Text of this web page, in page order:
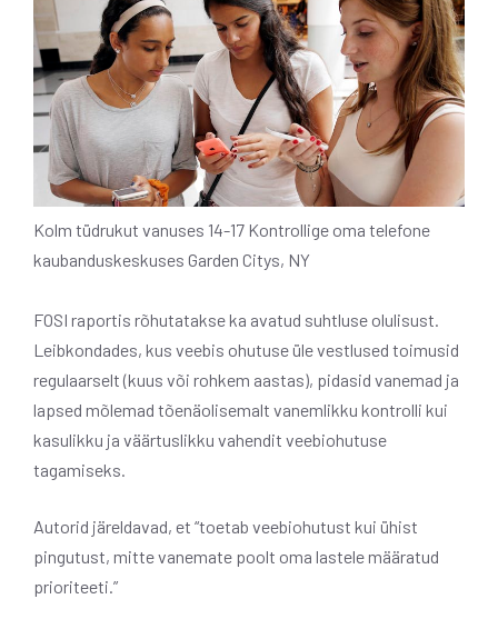
Kolm tüdrukut vanuses 14-17 Kontrollige oma telefone
kaubanduskeskuses Garden Citys, NY
FOSI raportis rõhutatakse ka avatud suhtluse olulisust.
Leibkondades, kus veebis ohutuse üle vestlused toimusid
regulaarselt (kuus või rohkem aastas), pidasid vanemad ja
lapsed mõlemad tõenäolisemalt vanemlikku kontrolli kui
kasulikku ja väärtuslikku vahendit veebiohutuse
tagamiseks.
Autorid järeldavad, et “toetab veebiohutust kui ühist
pingutust, mitte vanemate poolt oma lastele määratud
prioriteeti.”